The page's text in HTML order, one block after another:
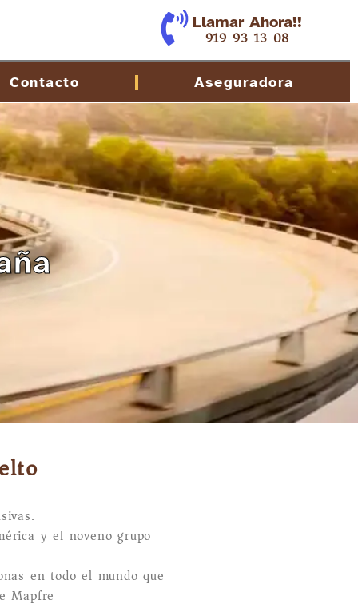
Llamar Ahora!!
919 93 13 08
Contacto Aseguradora
y el noveno grupo
en todo el mundo que
Mapfre